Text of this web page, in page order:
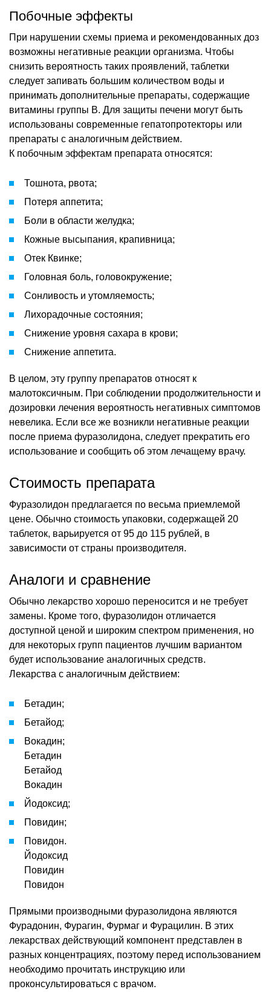
Побочные эффекты
При нарушении схемы приема и рекомендованных доз
возможны негативные реакции организма. Чтобы
снизить вероятность таких проявлений, таблетки
следует запивать большим количеством воды и
принимать дополнительные препараты, содержащие
витамины группы В. Для защиты печени могут быть
использованы современные гепатопротекторы или
препараты с аналогичным действием.
К побочным эффектам препарата относятся:
Тошнота, рвота;
Потеря аппетита;
Боли в области желудка;
Кожные высыпания, крапивница;
Отек Квинке;
Головная боль, головокружение;
Сонливость и утомляемость;
Лихорадочные состояния;
Снижение уровня сахара в крови;
Снижение аппетита.
В целом, эту группу препаратов относят к
малотоксичным. При соблюдении продолжительности и
дозировки лечения вероятность негативных симптомов
невелика. Если все же возникли негативные реакции
после приема фуразолидона, следует прекратить его
использование и сообщить об этом лечащему врачу.
Стоимость препарата
Фуразолидон предлагается по весьма приемлемой
цене. Обычно стоимость упаковки, содержащей 20
таблеток, варьируется от 95 до 115 рублей, в
зависимости от страны производителя.
Аналоги и сравнение
Обычно лекарство хорошо переносится и не требует
замены. Кроме того, фуразолидон отличается
доступной ценой и широким спектром применения, но
для некоторых групп пациентов лучшим вариантом
будет использование аналогичных средств.
Лекарства с аналогичным действием:
Бетадин;
Бетайод;
Вокадин;
Бетадин
Бетайод
Вокадин
Йодоксид;
Повидин;
Повидон.
Йодоксид
Повидин
Повидон
Прямыми производными фуразолидона являются
Фурадонин, Фурагин, Фурмаг и Фурацилин. В этих
лекарствах действующий компонент представлен в
разных концентрациях, поэтому перед использованием
необходимо прочитать инструкцию или
проконсультироваться с врачом.